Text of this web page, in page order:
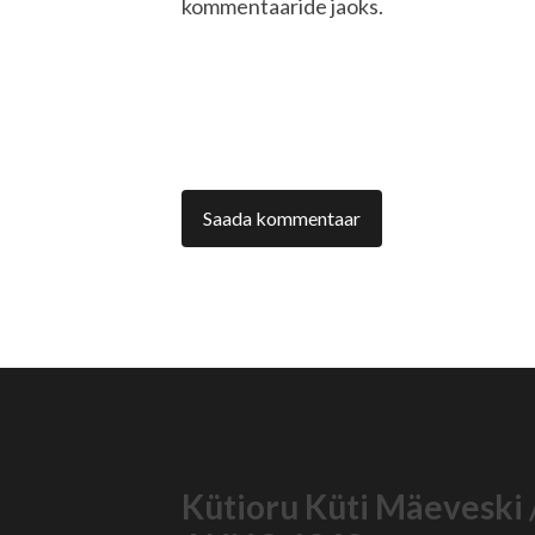
kommentaaride jaoks.
Kütioru Küti Mäeveski